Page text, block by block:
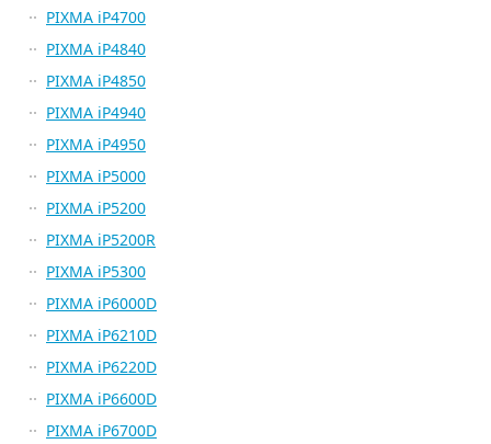
PIXMA iP4700
PIXMA iP4840
PIXMA iP4850
PIXMA iP4940
PIXMA iP4950
PIXMA iP5000
PIXMA iP5200
PIXMA iP5200R
PIXMA iP5300
PIXMA iP6000D
PIXMA iP6210D
PIXMA iP6220D
PIXMA iP6600D
PIXMA iP6700D